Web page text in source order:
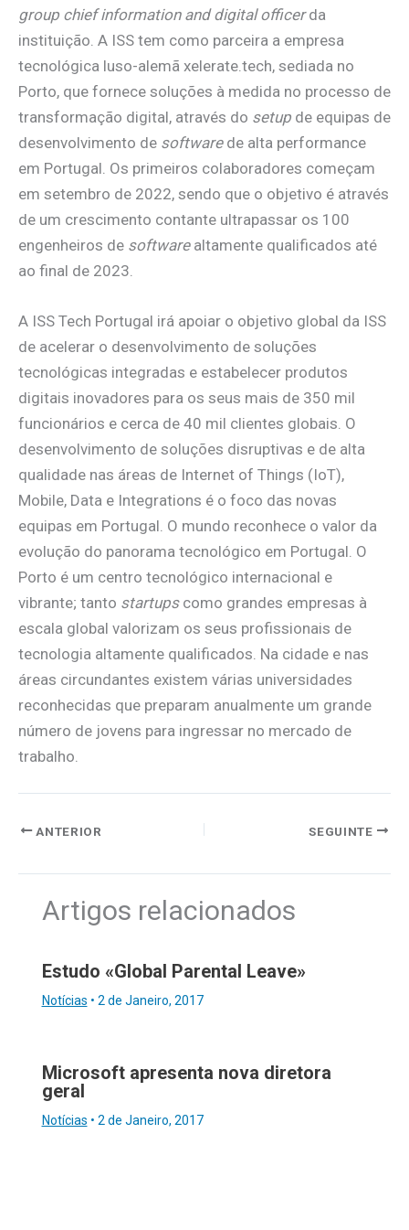
group chief information and digital officerda
instituição. A ISS tem como parceira a empresa
tecnológica luso-alemã xelerate.tech, sediada no
Porto, que fornece soluções à medida no processo de
transformação digital, através do setup de equipas de
desenvolvimento de softwarede alta performance
em Portugal. Os primeiros colaboradores começam
em setembro de 2022, sendo que o objetivo é através
de um crescimento contante ultrapassar os 100
engenheiros de softwarealtamente qualificados até
ao final de 2023.
A ISS Tech Portugal irá apoiar o objetivo global da ISS
de acelerar o desenvolvimento de soluções
tecnológicas integradas e estabelecer produtos
digitais inovadores para os seus mais de 350 mil
funcionários e cerca de 40 mil clientes globais. O
desenvolvimento de soluções disruptivas e de alta
qualidade nas áreas de Internet of Things (IoT),
Mobile, Data e Integrations é o foco das novas
equipas em Portugal. O mundo reconhece o valor da
evolução do panorama tecnológico em Portugal. O
Porto é um centro tecnológico internacional e
vibrante; tanto startupscomo grandes empresas à
escala global valorizam os seus profissionais de
tecnologia altamente qualificados. Na cidade e nas
áreas circundantes existem várias universidades
reconhecidas que preparam anualmente um grande
número de jovens para ingressar no mercado de
trabalho.
ANTERIOR SEGUINTE
Artigos relacionados
Estudo «Global Parental Leave»
Notícias • 2 de Janeiro, 2017
Microsoft apresenta nova diretora
geral
Notícias • 2 de Janeiro, 2017